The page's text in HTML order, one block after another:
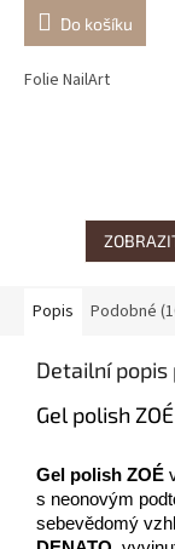
Do košíku
Folie NailArt
Popis Podobné
Detailní popis
Gel polish ZOÉ
Gel polish ZOÉ
s neonovým
sebevědomý